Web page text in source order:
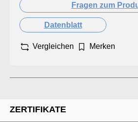
Fragen zum
Datenblatt
Vergleichen Merken
ZERTIFIKATE